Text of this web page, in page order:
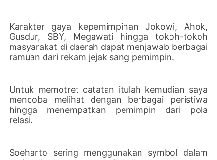
Karakter gaya kepemimpinan Jokowi, Ahok,
Gusdur, SBY, Megawati hingga tokoh-tokoh
masyarakat di daerah dapat menjawab berbagai
ramuan dari rekam jejak sang pemimpin.
Untuk memotret catatan itulah kemudian saya
mencoba melihat dengan berbagai peristiwa
hingga menempatkan pemimpin dari pola
relasi.
Soeharto sering menggunakan symbol dalam